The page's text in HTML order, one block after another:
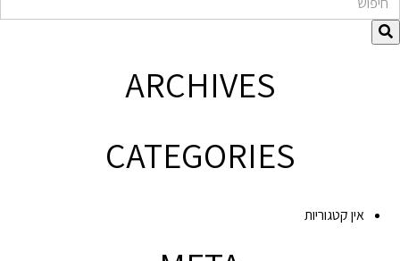
חיפוש
ARCHIVES
CATEGORIES
אין קטגוריות